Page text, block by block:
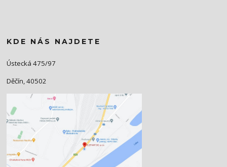
KDE NÁS NAJDETE
Ústecká 475/97
Děčín, 40502